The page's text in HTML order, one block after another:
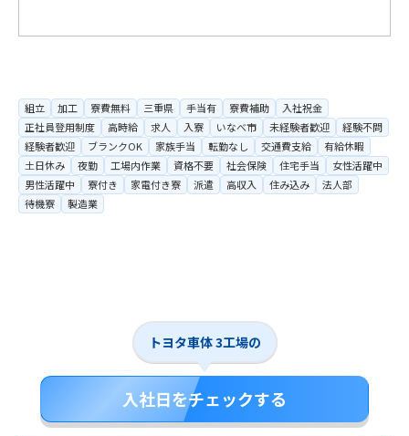
組立 加工 寮費無料 三重県 手当有 寮費補助
入社祝金
正社員登用制度
高時給 求人 入寮 いなべ市 未経験者歓迎
経験不問
経験者歓迎
ブランクOK 家族手当 転勤なし 交通費支給
有給休暇
土日休み
夜勤 工場内作業 資格不要 社会保険 住宅手当
女性活躍中
男性活躍中
寮付き 家電付き寮 派遣 高収入 住み込み
法人部
待機寮
製造業
トヨタ車体 3工場の
入社日をチェックする